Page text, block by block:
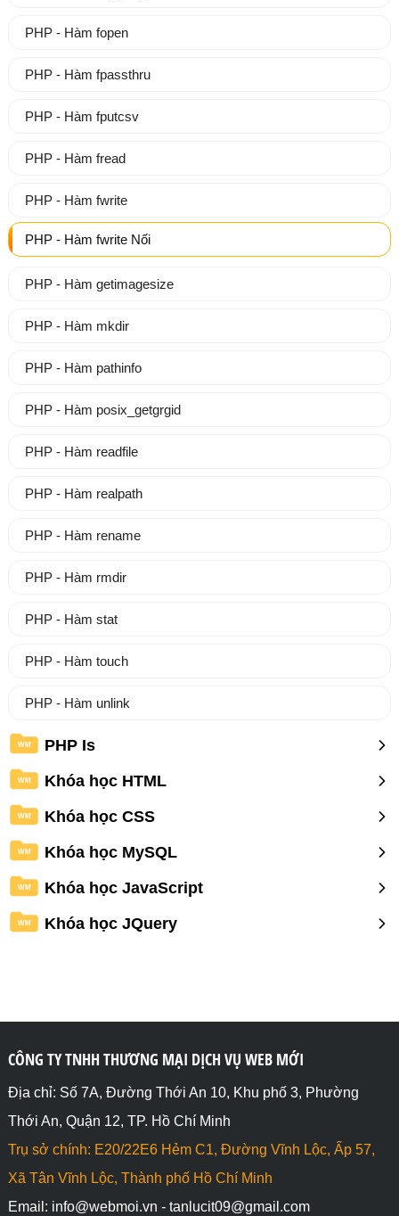
PHP - Hàm fopen
PHP - Hàm fpassthru
PHP - Hàm fputcsv
PHP - Hàm fread
PHP - Hàm fwrite
PHP - Hàm fwrite Nối
PHP - Hàm getimagesize
PHP - Hàm mkdir
PHP - Hàm pathinfo
PHP - Hàm posix_getgrgid
PHP - Hàm readfile
PHP - Hàm realpath
PHP - Hàm rename
PHP - Hàm rmdir
PHP - Hàm stat
PHP - Hàm touch
PHP - Hàm unlink
WM PHP Is
WM Khóa học HTML
WM Khóa học CSS
WM Khóa học MySQL
WM Khóa học JavaScript
WM Khóa học JQuery
CÔNG TY TNHH THƯƠNG MẠI DỊCH VỤ WEB MỚI
Địa chỉ: Số 7A, Đường Thới An 10, Khu phố 3, Phường
Thới An, Quận 12, TP. Hồ Chí Minh
Trụ sở chính: E20/22E6 Hẻm C1, Đường Vĩnh Lộc, Ấp 57,
Xã Tân Vĩnh Lộc, Thành phố Hồ Chí Minh
Email: info@webmoi.vn - tanlucit09@gmail.com